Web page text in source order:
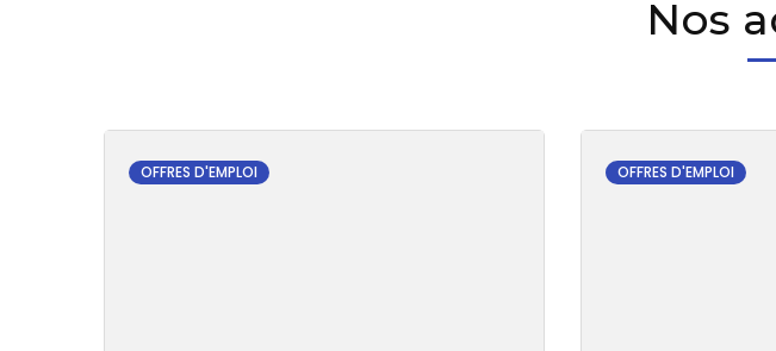
Nos
OFFRES D'EMPLOI OFFRES D'EMPLOI